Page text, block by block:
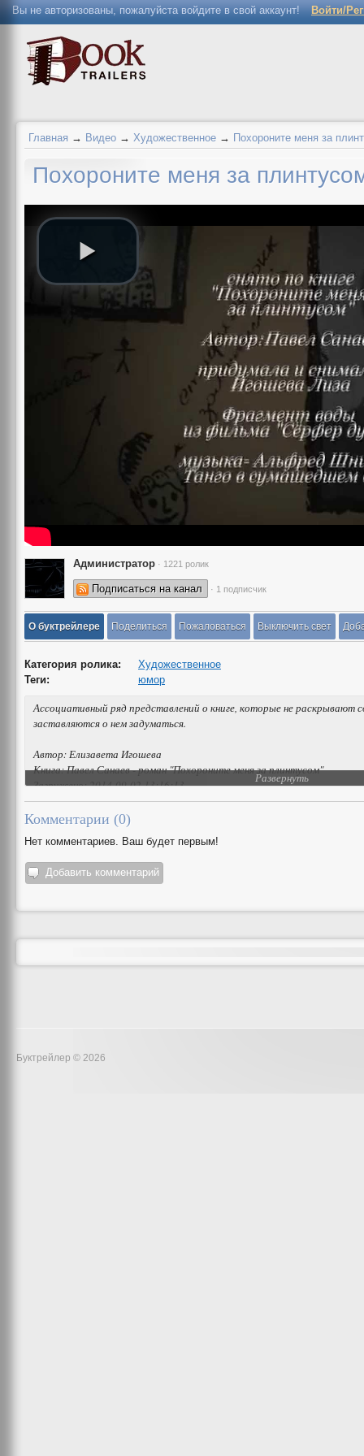
Вы не авторизованы, пожалуйста войдите в свой аккаунт! Войти/
Главная → Видео → Художественное → Похороните меня за
Похороните меня за
Администратор · 1221 ролик
Подписаться на канал · 1 подписчик
О буктрейлере Поделиться Пожаловаться Выключить свет
Категория ролика:
Художественное
Теги:
юмор
Ассоциативный ряд представлений о книге, которые не раскрывают
заставляются о нем задуматься.
Автор: Елизавета Игошева
Книга: Павел Санаев - роман "Похороните меня за плинтусом"
Загружено: 2014-09-02 13:16:13
Развернуть
Комментарии (0)
Нет комментариев. Ваш будет первым!
Добавить комментарий
Буктрейлер © 2026